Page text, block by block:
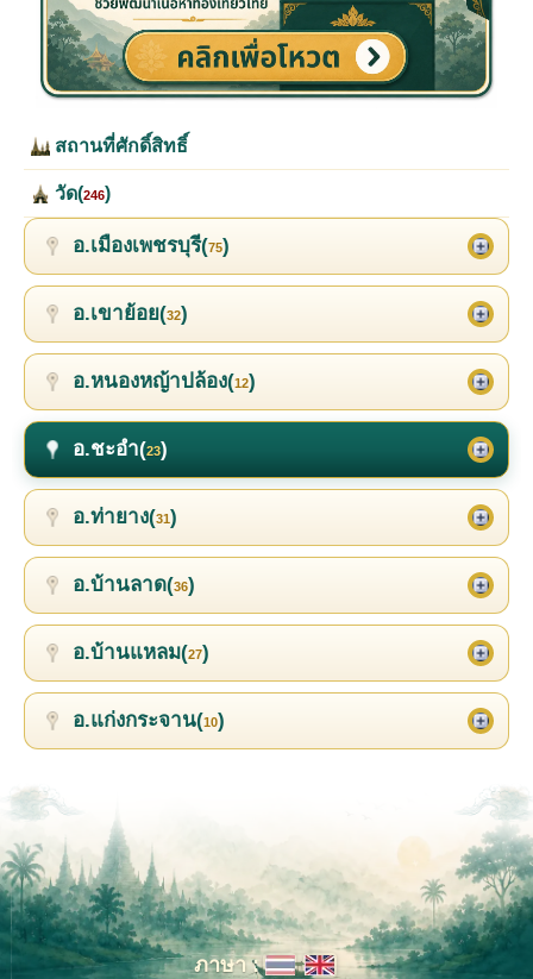
สถานที่ศักดิ์สิทธิ์
วัด(246)
อ.เมืองเพชรบุรี(75)
อ.เขาย้อย(32)
อ.หนองหญ้าปล้อง(12)
อ.ชะอำ(23)
อ.ท่ายาง(31)
อ.บ้านลาด(36)
อ.บ้านแหลม(27)
อ.แก่งกระจาน(10)
ภาษา :